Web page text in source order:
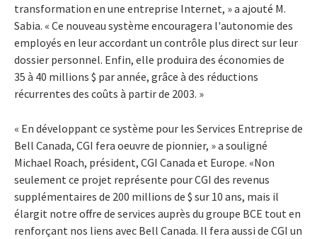
transformation en une entreprise Internet, » a ajouté M.
Sabia. « Ce nouveau système encouragera l'autonomie des
employés en leur accordant un contrôle plus direct sur leur
dossier personnel. Enfin, elle produira des économies de
35 à 40 millions $ par année, grâce à des réductions
récurrentes des coûts à partir de 2003. »
« En développant ce système pour les Services Entreprise de
Bell Canada, CGI fera oeuvre de pionnier, » a souligné
Michael Roach, président, CGI Canada et Europe. «Non
seulement ce projet représente pour CGI des revenus
supplémentaires de 200 millions de $ sur 10 ans, mais il
élargit notre offre de services auprès du groupe BCE tout en
renforçant nos liens avec Bell Canada. Il fera aussi de CGI un